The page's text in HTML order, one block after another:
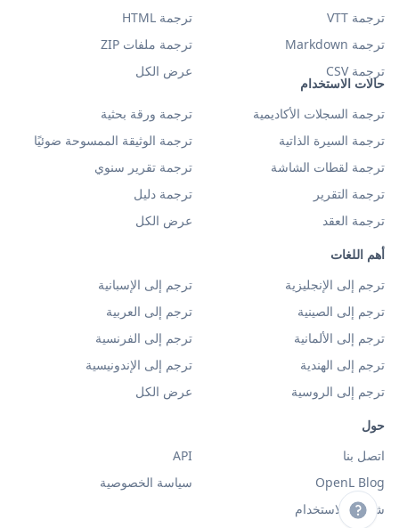
حالات الاستخدام
ترجمة السجلات الأكاديمية
ترجمة ورقة بحثية
ترجمة السيرة الذاتية
ترجمة الوثيقة الممسوحة ضوئيًا
ترجمة لقطات الشاشة
ترجمة تقرير سنوي
ترجمة التقرير
ترجمة دليل
ترجمة العقد
عرض الكل
أهم اللغات
ترجم إلى الإنجليزية
ترجم إلى الإسبانية
ترجم إلى الصينية
ترجم إلى العربية
ترجم إلى الألمانية
ترجم إلى الفرنسية
ترجم إلى الهندية
ترجم إلى الإندونيسية
ترجم إلى الروسية
عرض الكل
ترجمة VTT
ترجمة HTML
ترجمة Markdown
ترجمة ملفات ZIP
ترجمة CSV
عرض الكل
حول
اتصل بنا
API
OpenL Blog
سياسة الخصوصية
شروط الاستخدام